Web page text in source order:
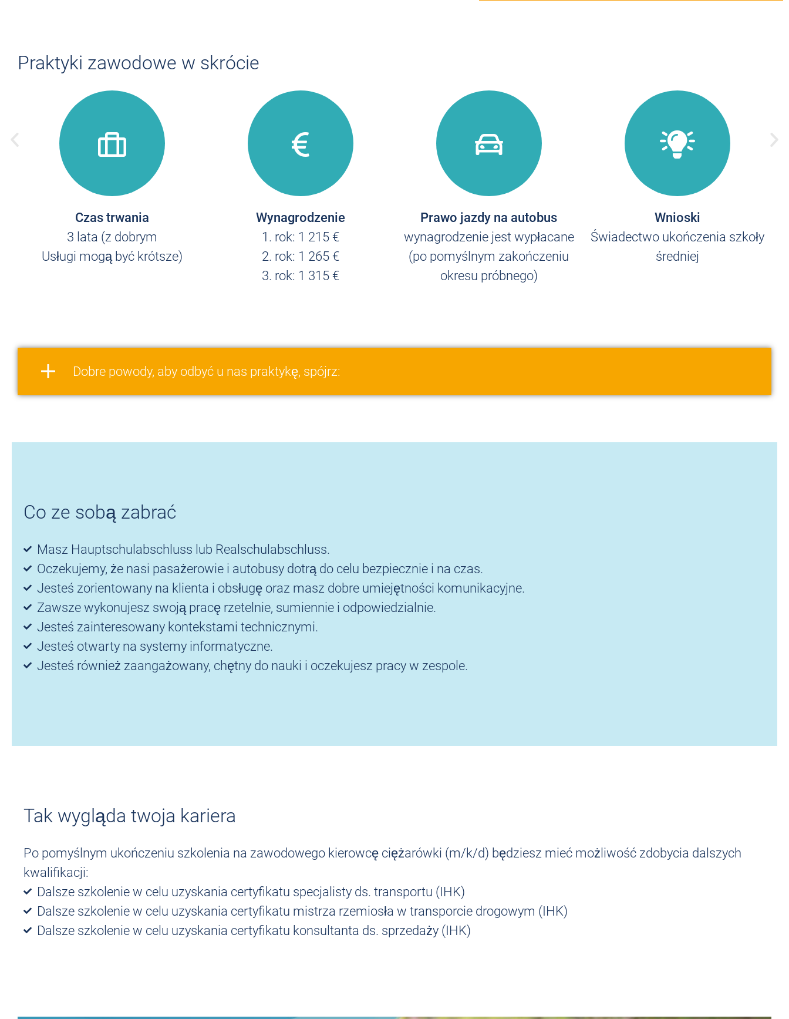
Praktyki zawodowe w skrócie
Czas trwania
3 lata (z dobrym
Usługi mogą być krótsze)
Wynagrodzenie
1. rok: 1 215 €
2. rok: 1 265 €
3. rok: 1 315 €
Prawo jazdy na autobus
wynagrodzenie jest wypłacane
(po pomyślnym zakończeniu
okresu próbnego)
Wnioski
Świadectwo ukończenia szkoły
średniej
Dobre powody, aby odbyć u nas praktykę, spójrz:
Co ze sobą zabrać
Masz Hauptschulabschluss lub Realschulabschluss.
Oczekujemy, że nasi pasażerowie i autobusy dotrą do celu bezpiecznie i na czas.
Jesteś zorientowany na klienta i obsługę oraz masz dobre umiejętności komunikacyjne.
Zawsze wykonujesz swoją pracę rzetelnie, sumiennie i odpowiedzialnie.
Jesteś zainteresowany kontekstami technicznymi.
Jesteś otwarty na systemy informatyczne.
Jesteś również zaangażowany, chętny do nauki i oczekujesz pracy w zespole.
Tak wygląda twoja kariera
Po pomyślnym ukończeniu szkolenia na zawodowego kierowcę ciężarówki (m/k/d) będziesz mieć możliwość zdobycia dalszych
kwalifikacji:
Dalsze szkolenie w celu uzyskania certyfikatu specjalisty ds. transportu (IHK)
Dalsze szkolenie w celu uzyskania certyfikatu mistrza rzemiosła w transporcie drogowym (IHK)
Dalsze szkolenie w celu uzyskania certyfikatu konsultanta ds. sprzedaży (IHK)